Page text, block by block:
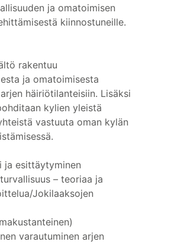
ja omatoimisen
kiinnostuneille.
rakentuu
ja omatoimisesta
häiriötilanteisiin. Lisäksi
kylien yleistä
vastuuta oman kylän
ja esittäytyminen
– teoriaa ja
Jokilaaksojen
varautuminen arjen